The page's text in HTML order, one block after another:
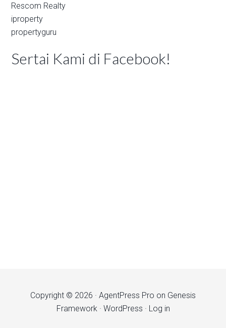
Rescom Realty
iproperty
propertyguru
Sertai Kami di Facebook!
Copyright © 2026 · AgentPress Pro on Genesis
Framework · WordPress · Log in